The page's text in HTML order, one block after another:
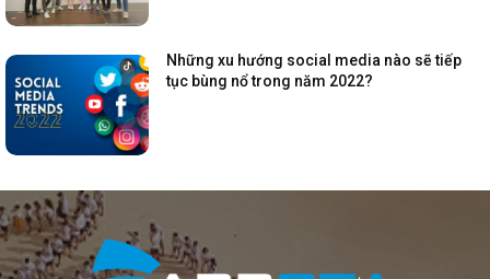
Những xu hướng social media nào sẽ tiếp
tục bùng nổ trong năm 2022?